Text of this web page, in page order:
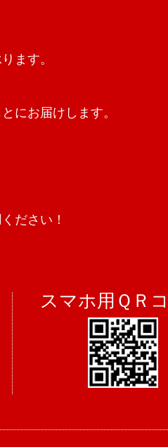
ます。
にお届けします。
ださい！
スマホ用ＱＲ